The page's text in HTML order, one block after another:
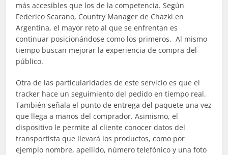
más accesibles que los de la competencia. Según
Federico Scarano, Country Manager de Chazki en
Argentina, el mayor reto al que se enfrentan es
continuar posicionándose como los primeros. Al mismo
tiempo buscan mejorar la experiencia de compra del
público.
Otra de las particularidades de este servicio es que el
tracker hace un seguimiento del pedido en tiempo real.
También señala el punto de entrega del paquete una vez
que llega a manos del comprador. Asimismo, el
dispositivo le permite al cliente conocer datos del
transportista que llevará los productos, como por
ejemplo nombre, apellido, número telefónico y una foto